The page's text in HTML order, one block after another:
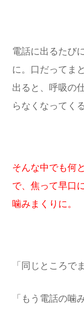
電話に出るたび
に。口だってま
出ると、呼吸の
らなくなってくる
そんな中でも何
で、焦って早口
噛みまくりに。
「同じところで
「もう電話の噛